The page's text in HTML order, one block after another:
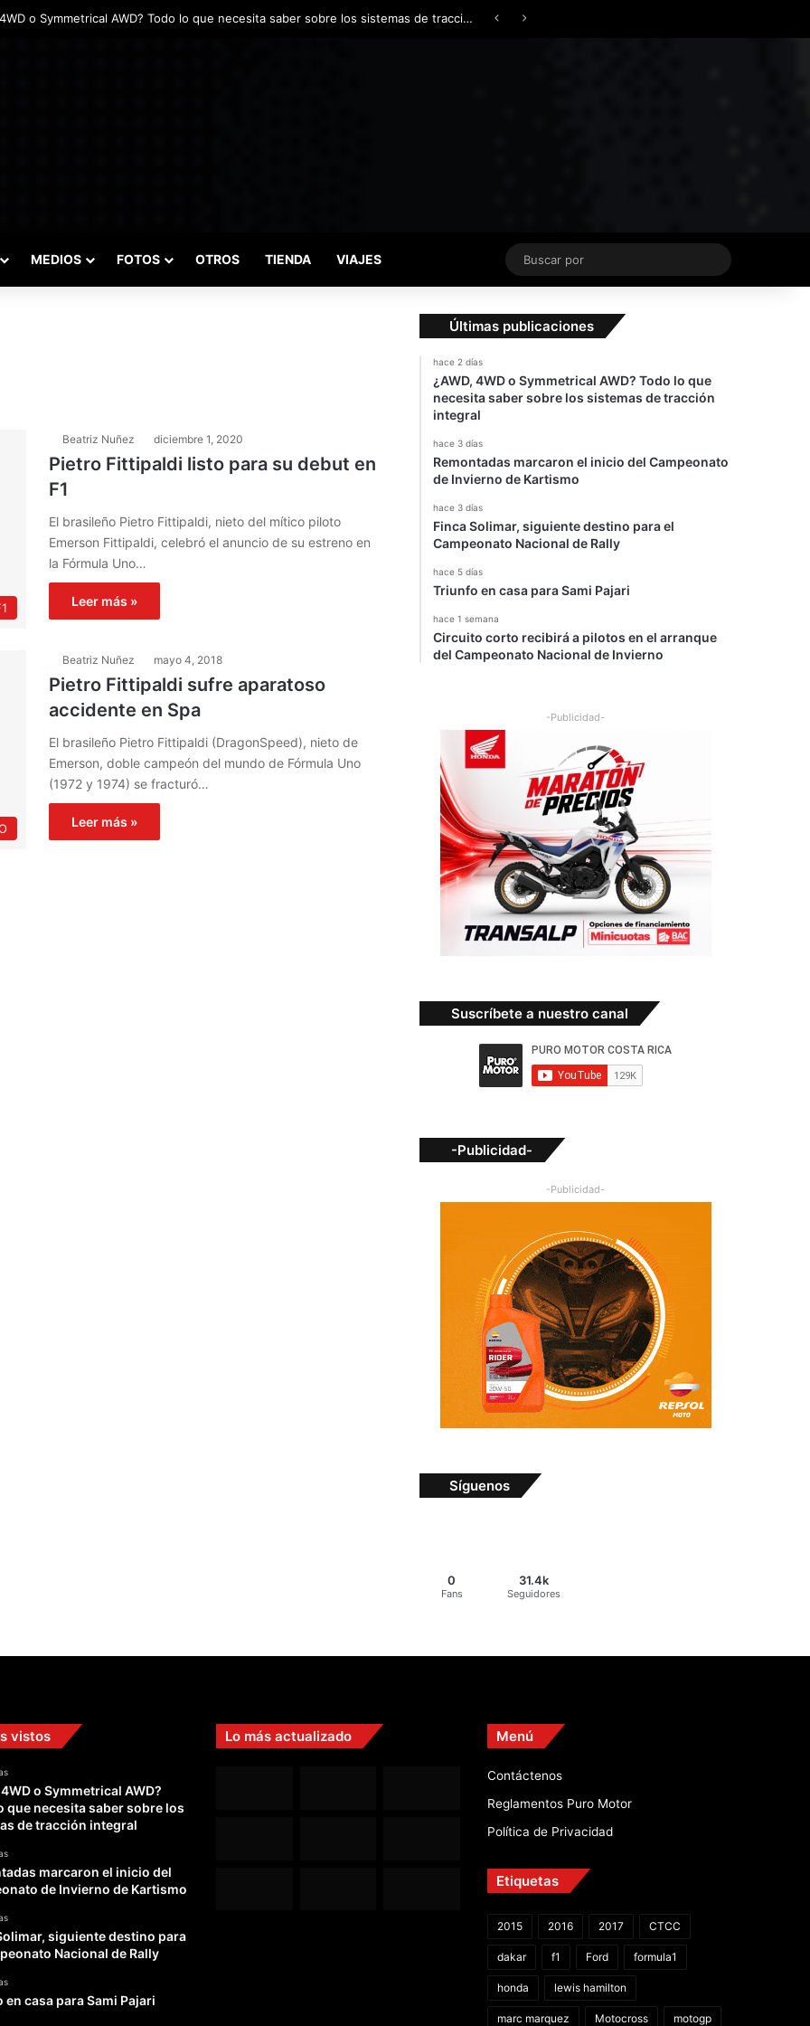
¿AWD, 4WD o Symmetrical AWD? Todo lo que necesita saber sobre los sistemas de tracción integral
MEDIOS FOTOS OTROS TIENDA VIAJES
Buscar
por
Beatriz Nuñez diciembre 1, 2020
Pietro Fittipaldi listo para su debut en
F1
El brasileño Pietro Fittipaldi, nieto del mítico piloto
Emerson Fittipaldi, celebró el anuncio de su estreno en
la Fórmula Uno…
Leer más »
Beatriz Nuñez mayo 4, 2018
Pietro Fittipaldi sufre aparatoso
accidente en Spa
El brasileño Pietro Fittipaldi (DragonSpeed), nieto de
Emerson, doble campeón del mundo de Fórmula Uno
(1972 y 1974) se fracturó…
Leer más »
Últimas publicaciones
hace 2 días
¿AWD, 4WD o Symmetrical AWD? Todo lo que
necesita saber sobre los sistemas de tracción
integral
hace 3 días
Remontadas marcaron el inicio del Campeonato
de Invierno de Kartismo
hace 3 días
Finca Solimar, siguiente destino para el
Campeonato Nacional de Rally
hace 5 días
Triunfo en casa para Sami Pajari
hace 1 semana
Circuito corto recibirá a pilotos en el arranque
del Campeonato Nacional de Invierno
-Publicidad-
Suscríbete a nuestro canal
-Publicidad-
-Publicidad-
Síguenos
0
Fans
31.4k
Seguidores
vistos
4WD o Symmetrical AWD?
que necesita saber sobre los
de tracción integral
marcaron el inicio del
de Invierno de Kartismo
siguiente destino para
Nacional de Rally
en casa para Sami Pajari
Lo más actualizado Menú
Contáctenos
Reglamentos Puro Motor
Política de Privacidad
Etiquetas
2015 2016 2017 CTCC
dakar f1 Ford formula1
honda lewis hamilton
marc marquez Motocross motogp